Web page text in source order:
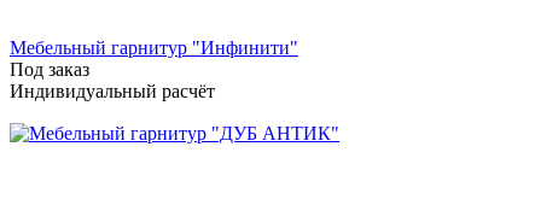
Мебельный гарнитур "Инфинити"
Под заказ
Индивидуальный расчёт